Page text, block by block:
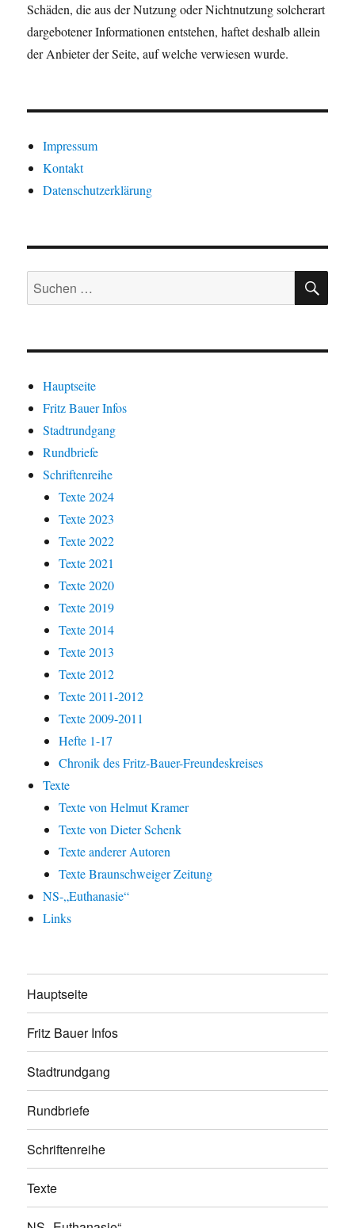
Schäden, die aus der Nutzung oder Nichtnutzung solcherart
dargebotener Informationen entstehen, haftet deshalb allein
der Anbieter der Seite, auf welche verwiesen wurde.
Impressum
Kontakt
Datenschutzerklärung
Suchen
nach:
Hauptseite
Fritz Bauer Infos
Stadtrundgang
Rundbriefe
Schriftenreihe
Texte 2024
Texte 2023
Texte 2022
Texte 2021
Texte 2020
Texte 2019
Texte 2014
Texte 2013
Texte 2012
Texte 2011-2012
Texte 2009-2011
Hefte 1-17
Chronik des Fritz-Bauer-Freundeskreises
Texte
Texte von Helmut Kramer
Texte von Dieter Schenk
Texte anderer Autoren
Texte Braunschweiger Zeitung
NS-„Euthanasie“
Links
Hauptseite
Fritz Bauer Infos
Stadtrundgang
Rundbriefe
Schriftenreihe
Texte